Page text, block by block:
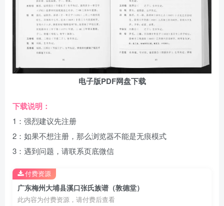
电子版PDF网盘下载
下载说明：
1：强烈建议先注册
2：如果不想注册，那么浏览器不能是无痕模式
3：遇到问题，请联系页底微信
广东梅州大埔县溪口张氏族谱（敦德堂）
此内容为付费资源，请付费后查看
付费资源